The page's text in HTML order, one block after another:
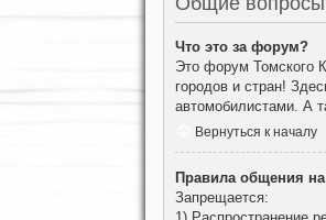
Что это за форум?
Это форум Томского
городов и стран!
автомобилистами. А
Вернуться к началу
Правила общения
Запрещается: